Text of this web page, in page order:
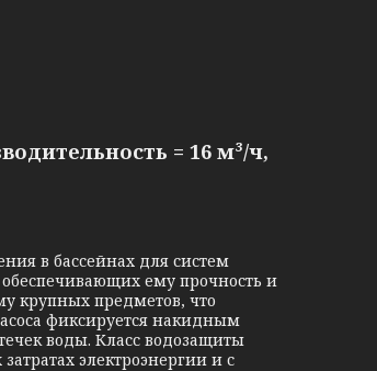
= 16 м³/ч,
в бассейнах для систем
ему прочность и
крупных предметов, что
фиксируется накидным
воды. Класс водозащиты
электроэнергии и с